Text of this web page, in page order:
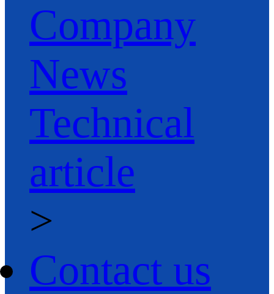
Company
News
Technical
article
>
Contact us